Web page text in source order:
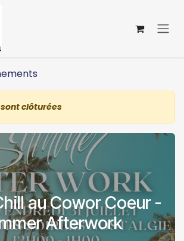
sont clôturées
au Cowor Coeur -
Afterwork